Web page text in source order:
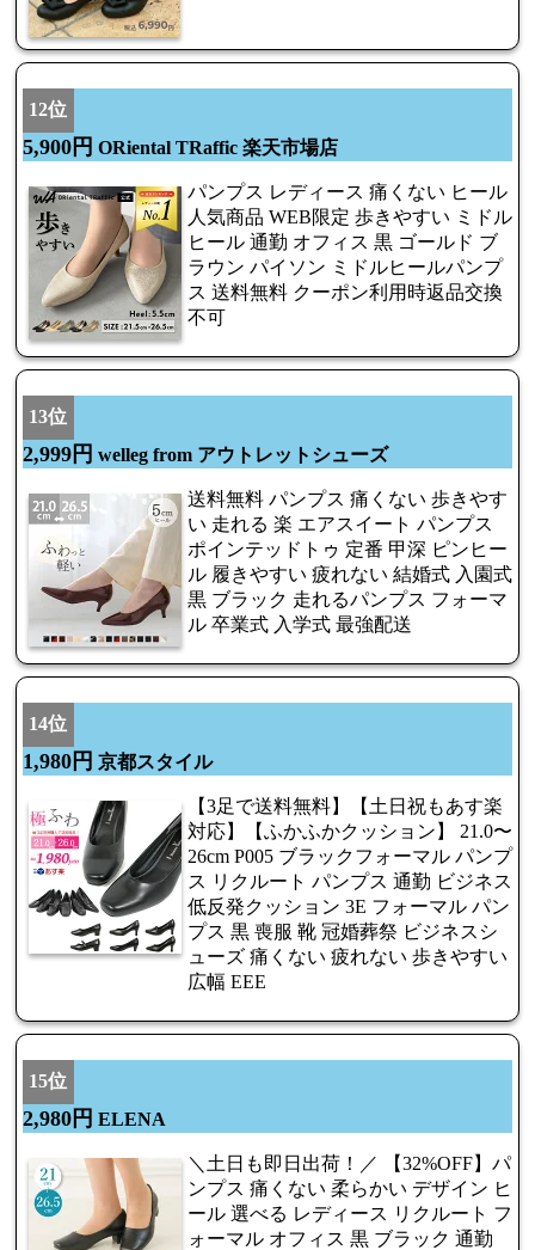
12位
5,900円 ORiental TRaffic 楽天市場店
パンプス レディース 痛くない ヒール
人気商品 WEB限定 歩きやすい ミドル
ヒール 通勤 オフィス 黒 ゴールド ブ
ラウン パイソン ミドルヒールパンプ
ス 送料無料 クーポン利用時返品交換
不可
13位
2,999円 welleg from アウトレットシューズ
送料無料 パンプス 痛くない 歩きやす
い 走れる 楽 エアスイート パンプス
ポインテッドトゥ 定番 甲深 ピンヒー
ル 履きやすい 疲れない 結婚式 入園式
黒 ブラック 走れるパンプス フォーマ
ル 卒業式 入学式 最強配送
14位
1,980円 京都スタイル
【3足で送料無料】【土日祝もあす楽
対応】【ふかふかクッション】 21.0〜
26cm P005 ブラックフォーマル パンプ
ス リクルート パンプス 通勤 ビジネス
低反発クッション 3E フォーマル パン
プス 黒 喪服 靴 冠婚葬祭 ビジネスシ
ューズ 痛くない 疲れない 歩きやすい
広幅 EEE
15位
2,980円 ELENA
＼土日も即日出荷！／ 【32%OFF】パ
ンプス 痛くない 柔らかい デザイン ヒ
ール 選べる レディース リクルート フ
ォーマル オフィス 黒 ブラック 通勤